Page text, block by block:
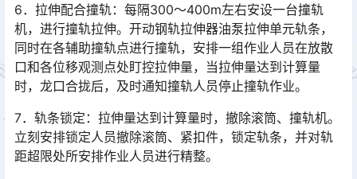
6．拉伸配合撞轨：每隔300～400m左右安设一台撞轨
机，进行撞轨拉伸。开动钢轨拉伸器油泵拉伸单元轨条，
同时在各辅助撞轨点进行撞轨，安排一组作业人员在放散
口和各位移观测点处盯控拉伸量，当拉伸量达到计算量
时，龙口合拢后，及时通知撞轨人员停止撞轨作业。󠅅󠅃󠄵󠅂󠄪󠇖󠆨󠆨󠇕󠆞󠆒󠅬󠇘󠆭󠆘󠇙󠆝󠅵󠇗󠆭󠆁󠄐󠇗󠅹󠅸󠇖󠆍󠅳󠇖󠅹󠅰󠇖󠆌󠅹
7．轨条锁定：拉伸量达到计算量时，撤除滚筒、撞轨机。
立刻安排锁定人员撤除滚筒、紧扣件，锁定轨条，并对轨
距超限处所安排作业人员进行精整。